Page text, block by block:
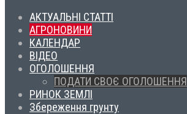
АКТУАЛЬНІ СТАТТІ
АГРОНОВИНИ
КАЛЕНДАР
ВІДЕО
ОГОЛОШЕННЯ
ПОДАТИ СВОЄ ОГОЛОШЕННЯ
РИНОК ЗЕМЛІ
Збереження грунту